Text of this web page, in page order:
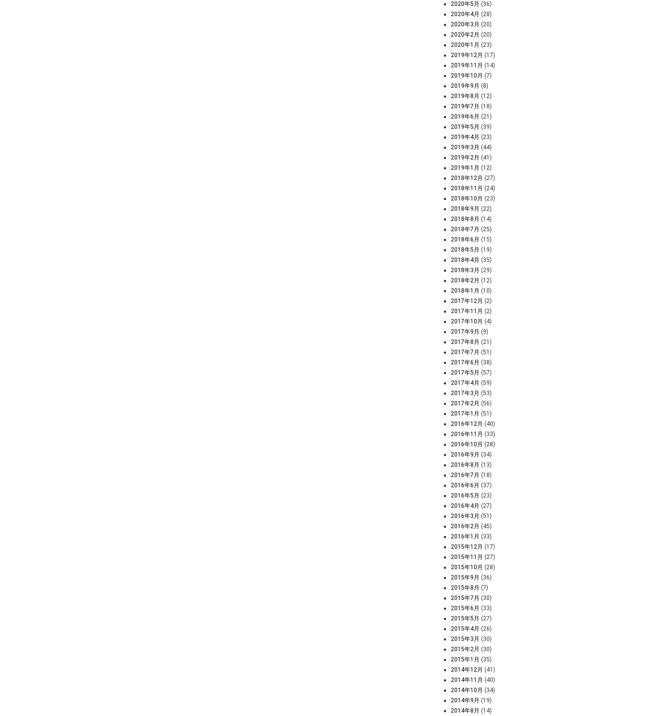
2020年5月 (36)
2020年4月 (28)
2020年3月 (20)
2020年2月 (20)
2020年1月 (23)
2019年12月 (17)
2019年11月 (14)
2019年10月 (7)
2019年9月 (8)
2019年8月 (12)
2019年7月 (18)
2019年6月 (21)
2019年5月 (39)
2019年4月 (23)
2019年3月 (44)
2019年2月 (41)
2019年1月 (12)
2018年12月 (27)
2018年11月 (24)
2018年10月 (23)
2018年9月 (22)
2018年8月 (14)
2018年7月 (25)
2018年6月 (15)
2018年5月 (19)
2018年4月 (35)
2018年3月 (29)
2018年2月 (12)
2018年1月 (10)
2017年12月 (2)
2017年11月 (2)
2017年10月 (4)
2017年9月 (9)
2017年8月 (21)
2017年7月 (51)
2017年6月 (38)
2017年5月 (57)
2017年4月 (59)
2017年3月 (53)
2017年2月 (56)
2017年1月 (51)
2016年12月 (40)
2016年11月 (33)
2016年10月 (28)
2016年9月 (34)
2016年8月 (13)
2016年7月 (18)
2016年6月 (37)
2016年5月 (23)
2016年4月 (27)
2016年3月 (51)
2016年2月 (45)
2016年1月 (33)
2015年12月 (17)
2015年11月 (27)
2015年10月 (28)
2015年9月 (36)
2015年8月 (7)
2015年7月 (30)
2015年6月 (33)
2015年5月 (27)
2015年4月 (26)
2015年3月 (30)
2015年2月 (30)
2015年1月 (35)
2014年12月 (41)
2014年11月 (40)
2014年10月 (34)
2014年9月 (19)
2014年8月 (14)